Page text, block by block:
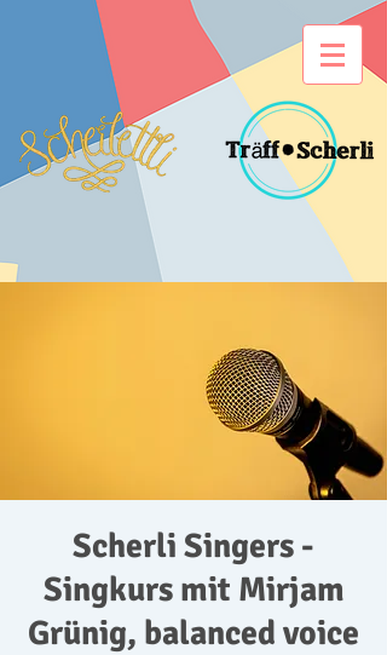
Scherli Singers -
Singkurs mit Mirjam
Grünig, balanced voice